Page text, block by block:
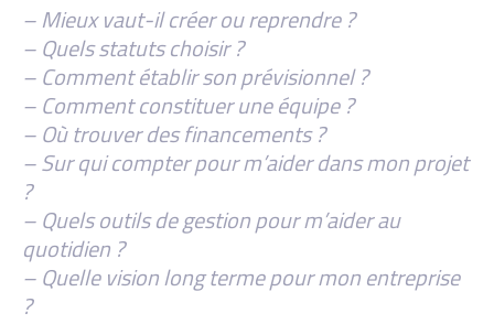
– Mieux vaut-il créer ou reprendre ?
– Quels statuts choisir ?
– Comment établir son prévisionnel ?
– Comment constituer une équipe ?
– Où trouver des financements ?
– Sur qui compter pour m’aider dans mon projet
?
– Quels outils de gestion pour m’aider au
quotidien ?
– Quelle vision long terme pour mon entreprise
?